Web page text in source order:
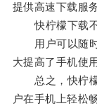
提供高速下载服
快柠檬下载不
用户可以随时
大提高了手机使
总之，快柠檬
户在手机上轻松